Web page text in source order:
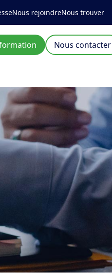
Nous rejoindreNous trouver
Nous contacter